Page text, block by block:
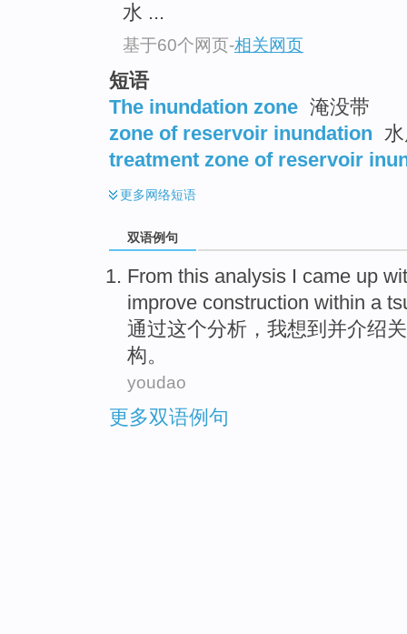
水 ...
基于60个网页-相关网页
短语
The inundation zone 淹没带
zone of reservoir inundation
treatment zone of reservoir
更多网络短语
双语例句
From this analysis I came up
improve construction within a
通过这个分析 ， 我想到 并介绍
构。
youdao
更多双语例句